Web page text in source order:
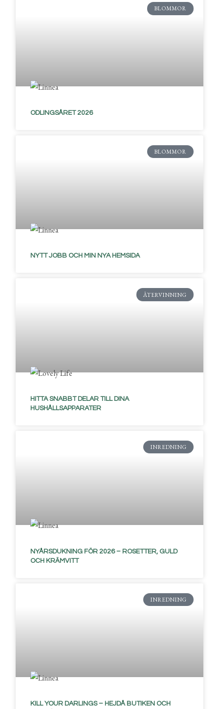
BLOMMOR
ODLINGSÅRET 2026
BLOMMOR
NYTT JOBB OCH MIN NYA HEMSIDA
ÅTERVINNING
HITTA SNABBT DELAR TILL DINA
HUSHÅLLSAPPARATER
INREDNING
NYÅRSDUKNING FÖR 2026 – ROSETTER, GULD
OCH KRÄMVITT
INREDNING
KILL YOUR DARLINGS – HEJDÅ BUTIKEN OCH